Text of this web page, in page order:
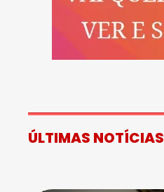
ÚLTIMAS NOTÍCIAS